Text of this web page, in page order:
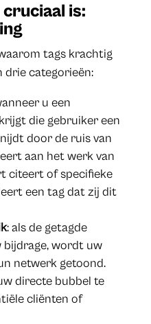
is:
tags krachtig
drie categorieën:
u een
die gebruiker een
door de ruis van
aan het werk van
citeert of specifieke
een tag dat zij dit
: als de getagde
bijdrage, wordt uw
netwerk getoond.
directe bubbel te
cliënten of